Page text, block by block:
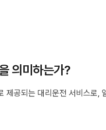
의미하는가?
제공되는 대리운전 서비스로,